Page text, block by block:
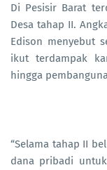
Di Pesisir Barat
Desa tahap II.
Edison menyebut
ikut terdampak
hingga
“Selama tahap II
dana pribadi